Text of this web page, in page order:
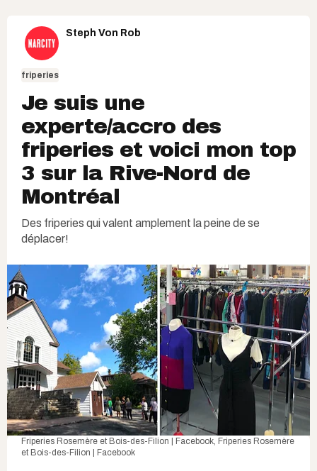
Steph Von Rob
friperies
Je suis une
experte/accro des
friperies et voici mon top
3 sur la Rive-Nord de
Montréal
Des friperies qui valent amplement la peine de se
déplacer!
Friperies Rosemère et Bois-des-Filion | Facebook Friperies Rosemère
et Bois-des-Filion | Facebook